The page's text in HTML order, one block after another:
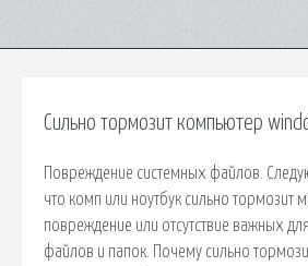
Сильно тормозит компьютер
Повреждение системных файлов.
что комп или ноутбук сильно тормозит
повреждение или отсутствие важных
файлов и папок. Почему сильно